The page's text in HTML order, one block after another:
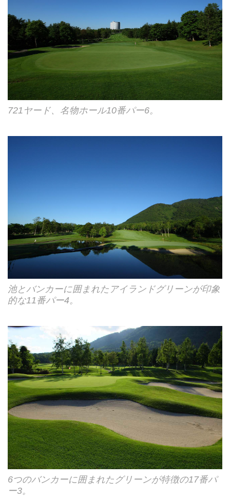
721ヤード、名物ホール10番パー6。
池とバンカーに囲まれたアイランドグリーンが印象
的な11番パー4。
6つのバンカーに囲まれたグリーンが特徴の17番パ
ー3。